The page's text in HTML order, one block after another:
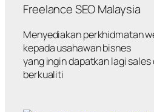
Freelance SEO Malaysia
Menyediakan perkhidmatan
kepada usahawan bisnes
yang ingin dapatkan lagi sales
berkualiti